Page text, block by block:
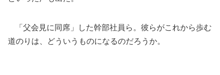
「父会見に同席」した幹部社員ら。彼らがこれから歩む
道のりは、どういうものになるのだろうか。